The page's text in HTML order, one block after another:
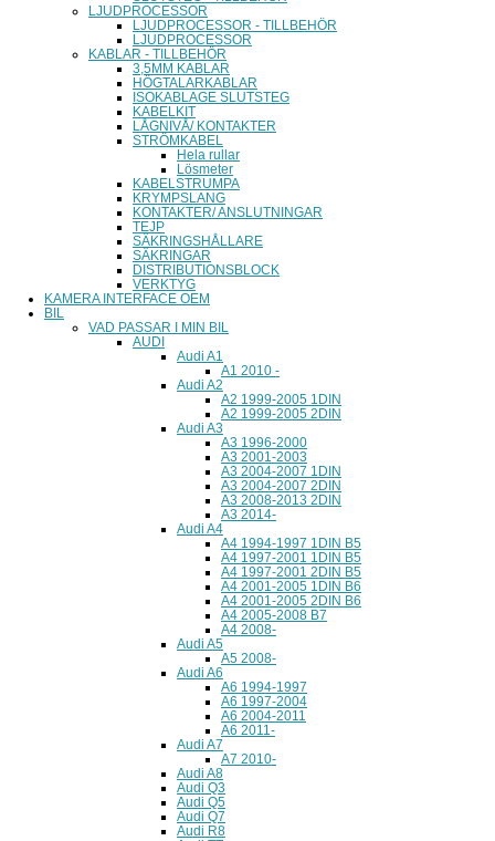
LJUDPROCESSOR
LJUDPROCESSOR - TILLBEHÖR
LJUDPROCESSOR
KABLAR - TILLBEHÖR
3,5MM KABLAR
HÖGTALARKABLAR
ISOKABLAGE SLUTSTEG
KABELKIT
LÅGNIVÅ/ KONTAKTER
STRÖMKABEL
Hela rullar
Lösmeter
KABELSTRUMPA
KRYMPSLANG
KONTAKTER/ ANSLUTNINGAR
TEJP
SÄKRINGSHÅLLARE
SÄKRINGAR
DISTRIBUTIONSBLOCK
VERKTYG
KAMERA INTERFACE OEM
BIL
VAD PASSAR I MIN BIL
AUDI
Audi A1
A1 2010 -
Audi A2
A2 1999-2005 1DIN
A2 1999-2005 2DIN
Audi A3
A3 1996-2000
A3 2001-2003
A3 2004-2007 1DIN
A3 2004-2007 2DIN
A3 2008-2013 2DIN
A3 2014-
Audi A4
A4 1994-1997 1DIN B5
A4 1997-2001 1DIN B5
A4 1997-2001 2DIN B5
A4 2001-2005 1DIN B6
A4 2001-2005 2DIN B6
A4 2005-2008 B7
A4 2008-
Audi A5
A5 2008-
Audi A6
A6 1994-1997
A6 1997-2004
A6 2004-2011
A6 2011-
Audi A7
A7 2010-
Audi A8
Audi Q3
Audi Q5
Audi Q7
Audi R8